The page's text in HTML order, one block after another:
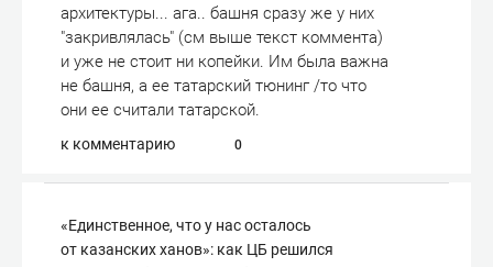
архитектуры... ага.. башня сразу же у них
"закривлялась" (см выше текст коммента)
и уже не стоит ни копейки. Им была важна
не башня, а ее татарский тюнинг /то что
они ее считали татарской.
к комментарию 0
«Единственное, что у нас осталось
от казанских ханов»: как ЦБ решился